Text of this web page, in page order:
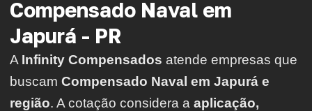
Compensado Naval em
Japurá - PR
A Infinity Compensados atende empresas que
buscam Compensado Naval em Japurá e
região. A cotação considera a aplicação,